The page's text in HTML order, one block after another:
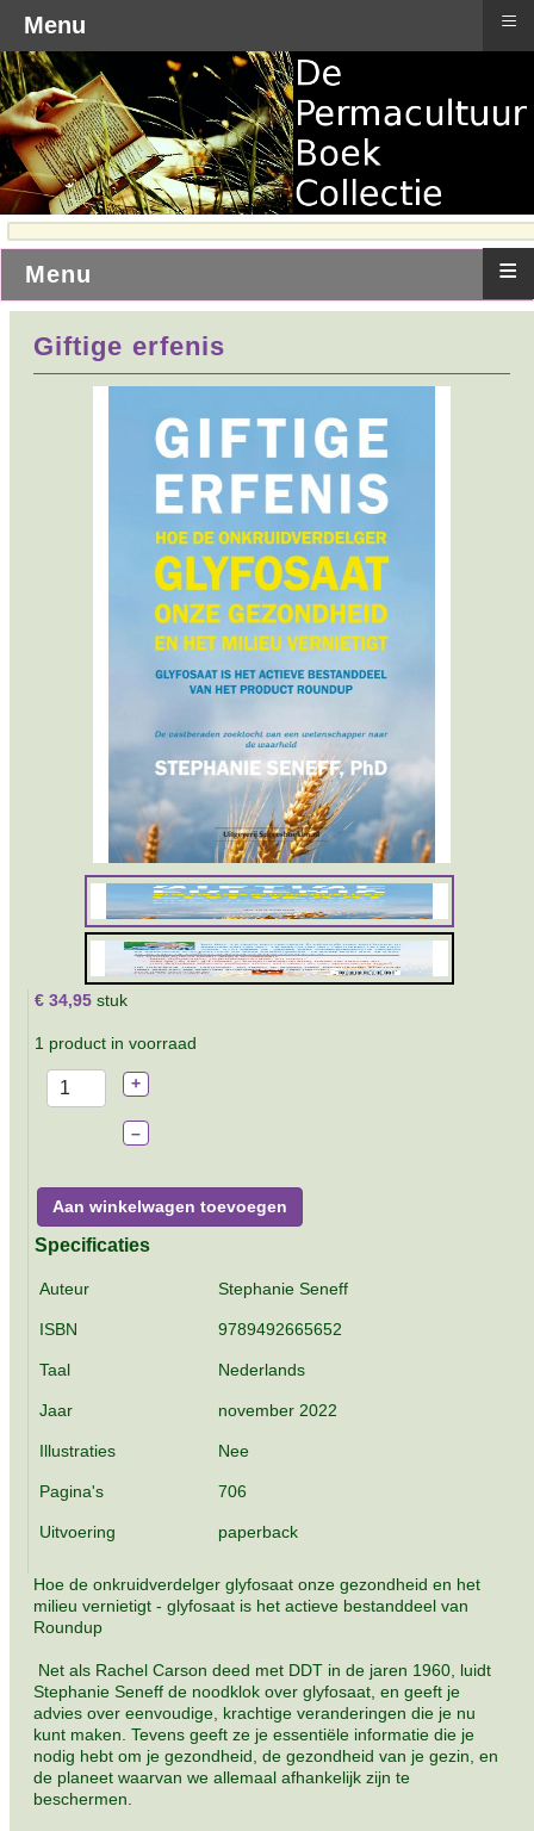
Menu ≡
Giftige erfenis
€ 34,95 stuk
1 product in voorraad
+
–
Aan winkelwagen toevoegen
Specificaties
Auteur Stephanie Seneff
ISBN 9789492665652
Taal Nederlands
Jaar november 2022
Illustraties Nee
Pagina's 706
Uitvoering paperback
Hoe de onkruidverdelger glyfosaat onze gezondheid en het
milieu vernietigt - glyfosaat is het actieve bestanddeel van
Roundup
Net als Rachel Carson deed met DDT in de jaren 1960, luidt
Stephanie Seneff de noodklok over glyfosaat, en geeft je
advies over eenvoudige, krachtige veranderingen die je nu
kunt maken. Tevens geeft ze je essentiële informatie die je
nodig hebt om je gezondheid, de gezondheid van je gezin, en
de planeet waarvan we allemaal afhankelijk zijn te
beschermen.
Menu ≡